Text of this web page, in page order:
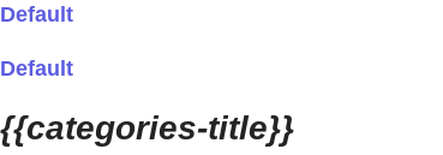
Default
Default
{{categories-title}}